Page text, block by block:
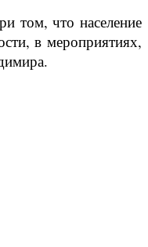
том, что население
в мероприятиях,